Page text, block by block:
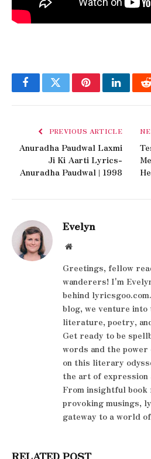
FacebookTwitterPinterest
PREVIOUS ARTICLE
Anuradha Paudwal Laxmi
Ji Ki Aarti Lyrics-
Anuradha Paudwal | 1998
Evelyn
Website
Greetings, fellow
wanderers! I'm
behind
blog, we venture
literature, poetry,
Get ready to be
words and the
on this literary
the art of expression
From insightful
provoking musings,
gateway to a world
RELATED POST